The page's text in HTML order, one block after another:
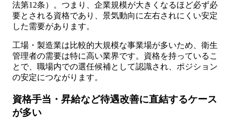
法第12条）。つまり、企業規模が大きくなるほど必ず必
要とされる資格であり、景気動向に左右されにくい安定
した需要があります。
工場・製造業は比較的大規模な事業場が多いため、衛生
管理者の需要は特に高い業界です。資格を持っているこ
とで、職場内での選任候補として認識され、ポジション
の安定につながります。
資格手当・昇給など待遇改善に直結するケース
が多い